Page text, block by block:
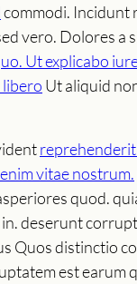
commodi. Incidunt
vero. Dolores a
Ut explicabo
Ut aliquid
vitae nostrum.
quod.
deserunt
Quos distinctio
est earum